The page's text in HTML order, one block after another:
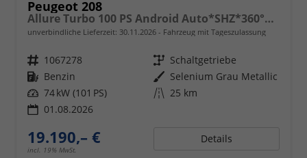
Peugeot 208
Allure Turbo 100 PS Android Auto*SHZ*360°*Totwinkel*PDC v/h*Klimaauto*Tempomat*
unverbindliche Lieferzeit: 30.11.2026 Fahrzeug mit Tageszulassung
Fahrzeugnr. 1067278 Getriebe Schaltgetriebe
Kraftstoff Benzin Außenfarbe Selenium Grau Metallic
Leistung 74 kW (101 PS) Kilometerstand 25 km
01.08.2026
19.190,– €
incl. 19% MwSt.
Details